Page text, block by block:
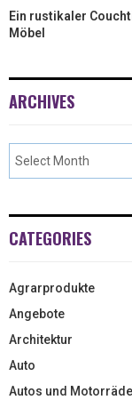
Ein rustikaler
Möbel
ARCHIVES
CATEGORIES
Agrarprodukte
Angebote
Architektur
Auto
Autos und